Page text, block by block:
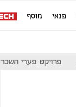
פנאי מוסף
פרויקט פערי השכר